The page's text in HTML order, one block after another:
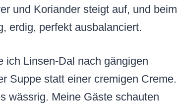
und Koriander steigt auf, und beim
erdig, perfekt ausbalanciert.
ich Linsen-Dal nach gängigen
Suppe statt einer cremigen Creme.
wässrig. Meine Gäste schauten